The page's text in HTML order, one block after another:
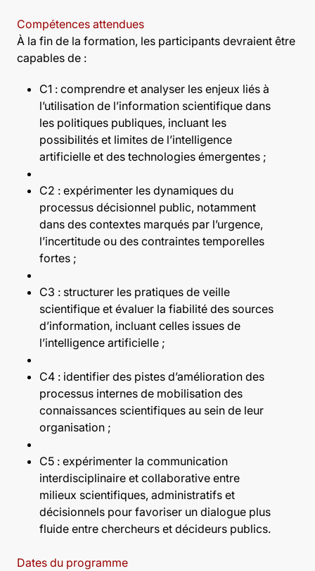
Compétences attendues
À la fin de la formation, les participants devraient être
capables de :
C1 : comprendre et analyser les enjeux liés à
l’utilisation de l’information scientifique dans
les politiques publiques, incluant les
possibilités et limites de l’intelligence
artificielle et des technologies émergentes ;
C2 : expérimenter les dynamiques du
processus décisionnel public, notamment
dans des contextes marqués par l’urgence,
l’incertitude ou des contraintes temporelles
fortes ;
C3 : structurer les pratiques de veille
scientifique et évaluer la fiabilité des sources
d’information, incluant celles issues de
l’intelligence artificielle ;
C4 : identifier des pistes d’amélioration des
processus internes de mobilisation des
connaissances scientifiques au sein de leur
organisation ;
C5 : expérimenter la communication
interdisciplinaire et collaborative entre
milieux scientifiques, administratifs et
décisionnels pour favoriser un dialogue plus
fluide entre chercheurs et décideurs publics.
Dates du programme